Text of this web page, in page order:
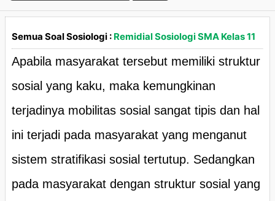
Semua Soal Sosiologi : Remidial Sosiologi SMA Kelas 11
Apabila masyarakat tersebut memiliki struktur
sosial yang kaku, maka kemungkinan
terjadinya mobilitas sosial sangat tipis dan hal
ini terjadi pada masyarakat yang menganut
sistem stratifikasi sosial tertutup. Sedangkan
pada masyarakat dengan struktur sosial yang